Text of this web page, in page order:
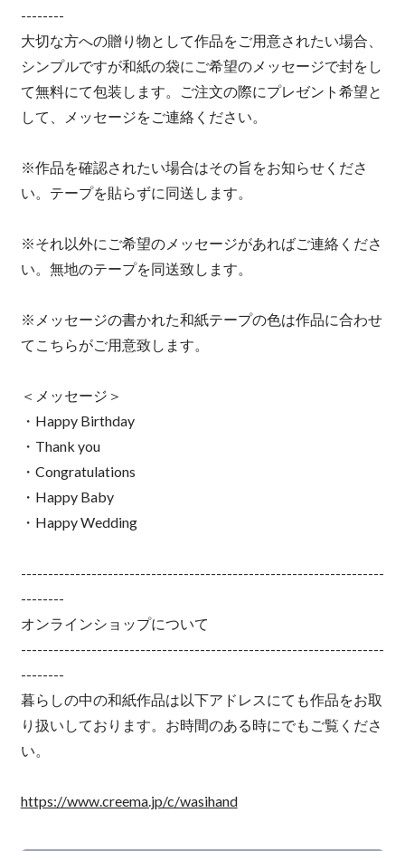
--------
大切な方への贈り物として作品をご用意されたい場合、
シンプルですが和紙の袋にご希望のメッセージで封をし
て無料にて包装します。ご注文の際にプレゼント希望と
して、メッセージをご連絡ください。
※作品を確認されたい場合はその旨をお知らせくださ
い。テープを貼らずに同送します。
※それ以外にご希望のメッセージがあればご連絡くださ
い。無地のテープを同送致します。
※メッセージの書かれた和紙テープの色は作品に合わせ
てこちらがご用意致します。
＜メッセージ＞
・Happy Birthday
・Thank you
・Congratulations
・Happy Baby
・Happy Wedding
-------------------------------------------------------------------
--------
オンラインショップについて
-------------------------------------------------------------------
--------
暮らしの中の和紙作品は以下アドレスにても作品をお取
り扱いしております。お時間のある時にでもご覧くださ
い。
https://www.creema.jp/c/wasihand